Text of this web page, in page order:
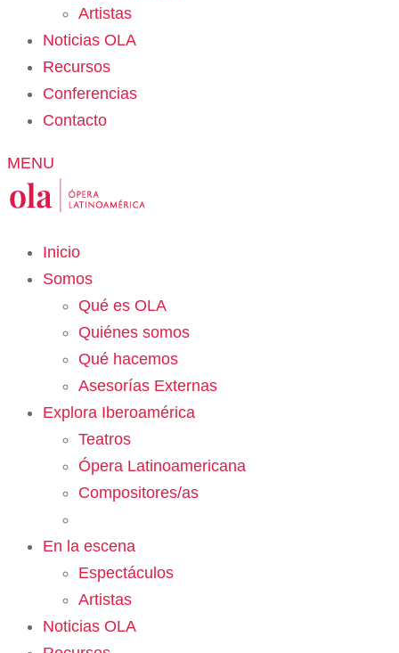
Artistas
Noticias OLA
Recursos
Conferencias
Contacto
MENU
Inicio
Somos
Qué es OLA
Quiénes somos
Qué hacemos
Asesorías Externas
Explora Iberoamérica
Teatros
Ópera Latinoamericana
Compositores/as
En la escena
Espectáculos
Artistas
Noticias OLA